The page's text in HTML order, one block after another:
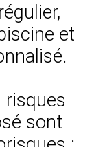
et
risques
sont